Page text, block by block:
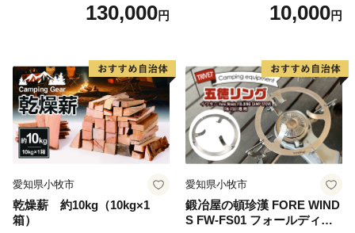
130,000円 10,000円
愛知県小牧市
乾燥薪 約10kg（10kg×1
箱）
愛知県小牧市
鍛冶屋の頓珍漢 FORE WIND
S FW-FS01 フォールディン